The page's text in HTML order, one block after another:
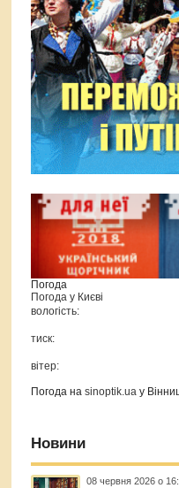
Погода
Погода у Києві
вологість:
тиск:
вітер:
Погода наsinoptik.ua у
Новини
08 червня 2026 о